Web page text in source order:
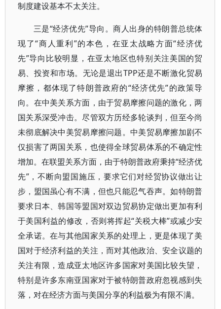
制度建设基本不太关注。
三是“经济优先”导向。商人出身的特朗普总统体
现了“商人重利”的本色，在亚太战略方面“经济优
先”导向比较明显，在亚太地区也特别关注美国的贸
易、投资和市场。无论是退出TPP还是不断激化贸易
摩擦，都体现了特朗普政府的“经济优先”的政策导
向。在中美关系方面，由于贸易摩擦问题的激化，两
国关系深受冲击。尽管双方历经多轮谈判，但至今尚
未彻底解决中美贸易摩擦问题。中美贸易摩擦加剧不
仅损害了两国关系，也使得全球贸易体系的不确定性
增加。在联盟关系方面，由于特朗普政府秉持“经济优
先”，不断向盟国施压，要求它们对经贸协议做出让
步，盟国虽心有不满，但也只能忍气吞声。如特朗普
要求日本、韩国等盟国对双边贸易协定做出更加有利
于美国利益的修改，否则将挥起“关税大棒”或减少安
全承诺。在与其他国家关系的处理上，更是体现了美
国对于经济利益的关注，而对其他政治、安全议题的
关注有限，造成亚太地区许多国家对美国比较失望，
特别是许多东南亚国家对于被特朗普政府忽视感到失
落，对在经济方面与美国分享的利益极为有限不满。